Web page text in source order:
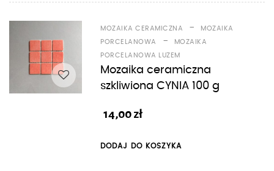
MOZAIKA CERAMICZNA -
MOZAIKA
PORCELANOWA
-
MOZAIKA
PORCELANOWA LUZEM
Mozaika ceramiczna
szkliwiona CYNIA 100 g
14,00zł
DODAJ DO KOSZYKA